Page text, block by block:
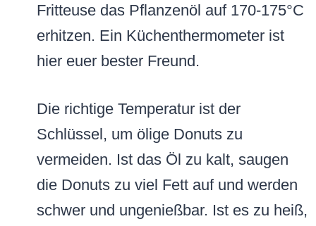
Fritteuse das Pflanzenöl auf 170-175°C
erhitzen. Ein Küchenthermometer ist
hier euer bester Freund.
Die richtige Temperatur ist der
Schlüssel, um ölige Donuts zu
vermeiden. Ist das Öl zu kalt, saugen
die Donuts zu viel Fett auf und werden
schwer und ungenießbar. Ist es zu heiß,